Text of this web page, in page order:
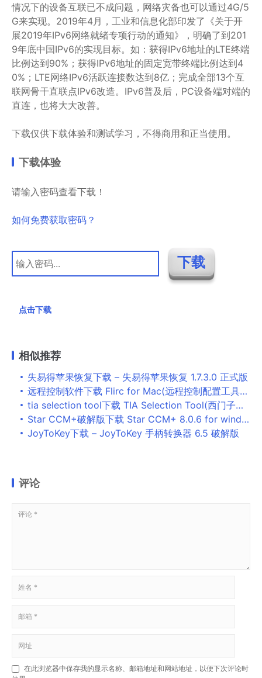
情况下的设备互联已不成问题，网络灾备也可以通过4G/5
G来实现。2019年4月，工业和信息化部印发了《关于开
展2019年IPv6网络就绪专项行动的通知》，明确了到201
9年底中国IPv6的实现目标。如：获得IPv6地址的LTE终端
比例达到90%；获得IPv6地址的固定宽带终端比例达到4
0%；LTE网络IPv6活跃连接数达到8亿；完成全部13个互
联网骨干直联点IPv6改造。IPv6普及后，PC设备端对端的
直连，也将大大改善。
下载仅供下载体验和测试学习，不得商用和正当使用。
下载体验
请输入密码查看下载！
如何免费获取密码？
点击下载
相似推荐
失易得苹果恢复下载 – 失易得苹果恢复 1.7.3.0 正式版
远程控制软件下载 Flirc for Mac(远程控制配置工具) V3.20.4 苹果电脑版
tia selection tool下载 TIA Selection Tool(西门子博途选型软件) V2022.9 官方最新免费版
Star CCM+破解版下载 Star CCM+ 8.0.6 for windows 64位 官方免费版(附破解文件)
JoyToKey下载 – JoyToKey 手柄转换器 6.5 破解版
评论
在此浏览器中保存我的显示名称、邮箱地址和网站地址，以便下次评论时